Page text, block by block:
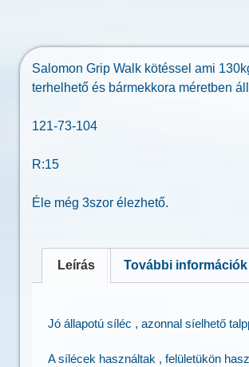
Salomon Grip Walk kötéssel ami
terhelhető és bármekkora méretben
121-73-104
R:15
Éle még 3szor élezhető.
Leírás További információk
Jó állapotú síléc , azonnal síelhető
A sílécek használtak , felületükön